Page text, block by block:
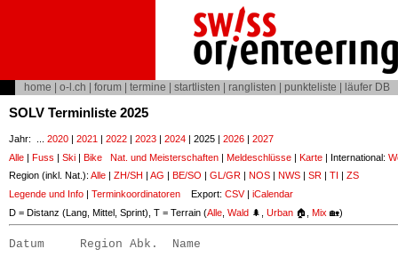
home o-l.ch forum termine startlisten ranglisten punkteliste läufer DB
SOLV Terminliste 2025
Jahr: ... 2020 | 2021 | 2022 | 2023 | 2024 | 2025 | 2026 | 2027
Alle | Fuss | Ski | Bike Nat. und Meisterschaften | Meldeschlüsse | Karte | International:
Region (inkl. Nat.): Alle ZH/SH AG BE/SO GL/GR NOS NWS SR TI
ZS
Legende und Info | Terminkoordinatoren Export: CSV| iCalendar
D = Distanz (Lang, Mittel, Sprint), T = Terrain (Alle Wald 🌲, Urban 🏠, Mix 🏡)
Datum     Region Abk.  Name